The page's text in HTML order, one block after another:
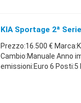
KIA Sportage 2ª
Prezzo:16.500 €
Cambio:Manuale Anno
emissioni:Euro 6 Posti:5